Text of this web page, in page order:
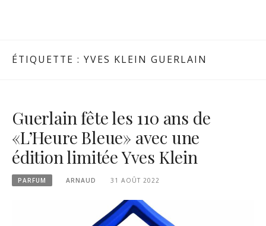
ÉTIQUETTE : YVES KLEIN GUERLAIN
Guerlain fête les 110 ans de
«L’Heure Bleue» avec une
édition limitée Yves Klein
PARFUM ARNAUD 31 AOÛT 2022